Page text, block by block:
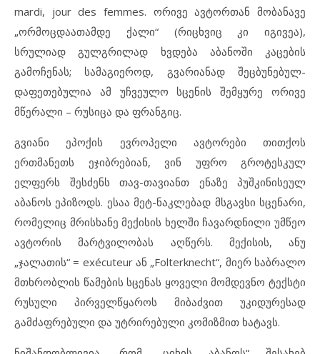
mardi, jour des femmes. ორივე ავტორთან მობანავე
„ორმოცდაათამდე ქალი“ (რიცხვიც კი იგივეა),
სრულიად გულგრილად ხვდება აბანოში კაცების
გამოჩენას; სამაგიეროდ, გვარიანად შეცბუნებულ-
დაფეთებულია ამ უჩვეულო სცენის შემყურე ორივე
მწერალი – რუსიცა და ფრანგიც.
გვიანი ეპოქის ევროპელი ავტორები თითქოს
ერთმანეთს ეჯიბრებიან, ვინ უფრო გროტესკულ
ელფერს შესძენს თავ-თავიანთ ენაზე პუშკინისეულ
აბანოს ეპიზოდს. ესაა მეტ-ნაკლებად მსგავსი სცენარი,
რომელიც მრისხანე მექისის ხელში ჩავარდნილი უმწეო
ავტორის მარტვილობას აღწერს. მექისის, ანუ
„ჯალათის“ = exécuteur ან „Folterknecht“, მიერ საბრალო
მთხრობლის წამების სცენას ყოველი მომდევნო ტექსტი
რუსული პირველწყაროს მიბაძვით უკიდურესად
გამძაფრებული და უტრირებული კომიზმით ხატავს.